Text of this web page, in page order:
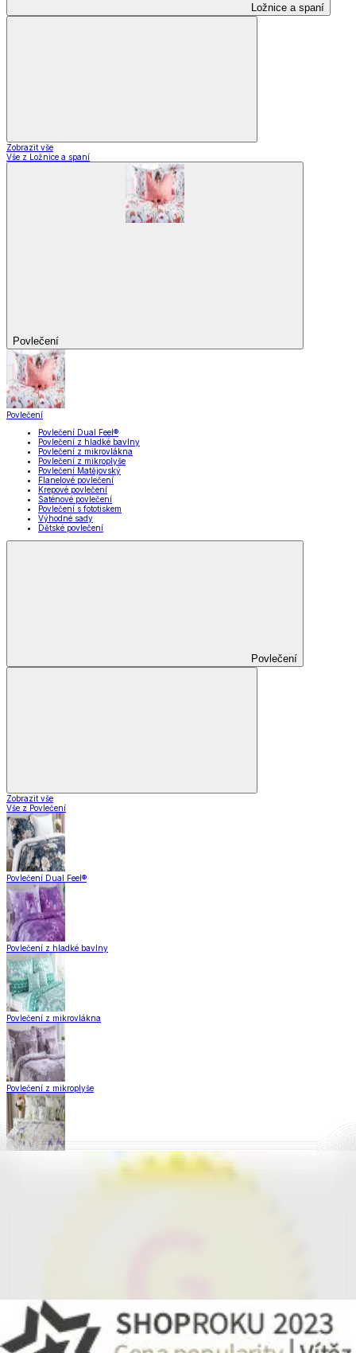
Ložnice a spaní
Zobrazit vše
Vše z Ložnice a spaní
Povlečení
Povlečení
Povlečení Dual Feel®
Povlečení z hladké bavlny
Povlečení z mikrovlákna
Povlečení z mikroplyše
Povlečení Matějovský
Flanelové povlečení
Krepové povlečení
Saténové povlečení
Povlečení s fototiskem
Výhodné sady
Dětské povlečení
Povlečení
Zobrazit vše
Vše z Povlečení
Povlečení Dual Feel®
Povlečení z hladké bavlny
Povlečení z mikrovlákna
Povlečení z mikroplyše
Krepové povlečení